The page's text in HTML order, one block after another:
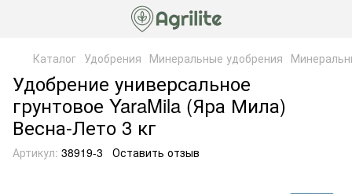
Каталог Удобрения Минеральные удобрения
Удобрение универсальное
грунтовое YaraMila (Яра Мила)
Весна-Лето 3 кг
Артикул: 38919-3 Оставить отзыв